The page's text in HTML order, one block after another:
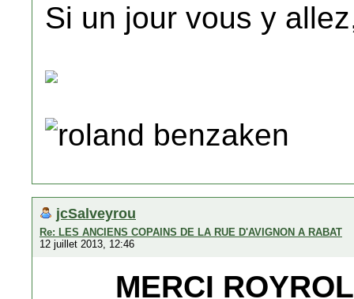
Si un jour vous y
roland benzaken
jcSalveyrou
Re: LES ANCIENS COPAINS DE LA RUE D'AVIGNON A RABAT
12 juillet 2013, 12:46
MERCI